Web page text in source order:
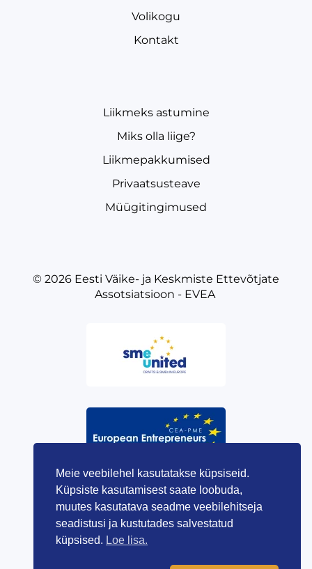
Volikogu
Kontakt
Liikmeks astumine
Miks olla liige?
Liikmepakkumised
Privaatsusteave
Müügitingimused
© 2026 Eesti Väike- ja Keskmiste Ettevõtjate
Assotsiatsioon - EVEA
Meie veebilehel kasutatakse küpsiseid.
Küpsiste kasutamisest saate loobuda,
muutes kasutatava seadme veebilehitseja
seadistusi ja kustutades salvestatud
küpsised. Loe lisa.